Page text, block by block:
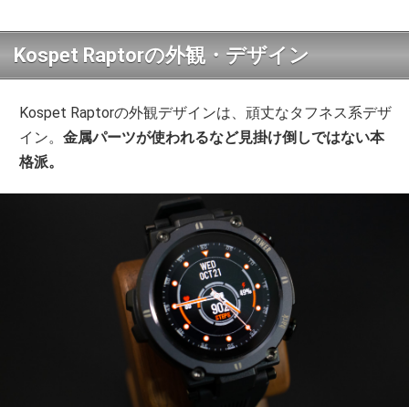
Kospet Raptorの外観・デザイン
Kospet Raptorの外観デザインは、頑丈なタフネス系デザ
イン。金属パーツが使われるなど見掛け倒しではない本
格派。